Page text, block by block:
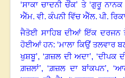
‘ਸਾਕਾ ਚਾਦਨੀ ਚੌਂਕ’ ਤੇ ‘ਗੁਰੂ
ਐੱਮ. ਵੀ. ਕੰਪਨੀ ਵਿੱਚ ਐੱਲ. ਪੀ.
ਜੈਤੋਈ ਸਾਹਿਬ ਦੀਆਂ ਇੱਕ ਦਰਜਨ ਤੋਂ
ਹੋਈਆਂ ਹਨ: ‘ਮਾਲਾ ਕਿਉਂ ਤਲਵਾਰ
ਖੁਸ਼ਬੂ’, ‘ਗ਼ਜ਼ਲ ਦੀ ਅਦਾ’, ‘ਦੀਪਕ
ਗ਼ਜ਼ਲਾਂ’, ‘ਗ਼ਜ਼ਲ ਦਾ ਬਾਂਕਪਨ’, ‘